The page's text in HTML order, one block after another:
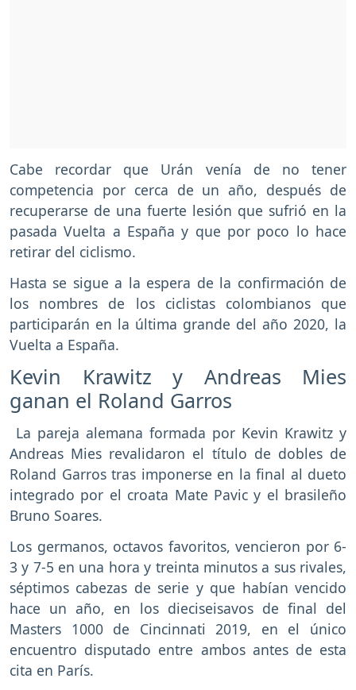
Cabe recordar que Urán venía de no tener
competencia por cerca de un año, después de
recuperarse de una fuerte lesión que sufrió en la
pasada Vuelta a España y que por poco lo hace
retirar del ciclismo.
Hasta se sigue a la espera de la confirmación de
los nombres de los ciclistas colombianos que
participarán en la última grande del año 2020, la
Vuelta a España.
Kevin Krawitz y Andreas Mies
ganan el Roland Garros
La pareja alemana formada por Kevin Krawitz y
Andreas Mies revalidaron el título de dobles de
Roland Garros tras imponerse en la final al dueto
integrado por el croata Mate Pavic y el brasileño
Bruno Soares.
Los germanos, octavos favoritos, vencieron por 6-
3 y 7-5 en una hora y treinta minutos a sus rivales,
séptimos cabezas de serie y que habían vencido
hace un año, en los dieciseisavos de final del
Masters 1000 de Cincinnati 2019, en el único
encuentro disputado entre ambos antes de esta
cita en París.